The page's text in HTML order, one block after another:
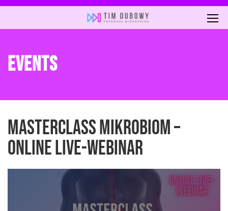
EVENTS
MASTERCLASS MIKROBIOM –
ONLINE LIVE-WEBINAR